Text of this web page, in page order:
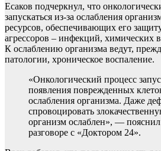
Есаков подчеркнул, что
запускаться из-за ослабления
ресурсов, обеспечивающих его
агрессоров – инфекций, химических
К ослаблению организма ведут,
патологии, хроническое воспаление.
«Онкологический процесс
появления поврежденных
ослабления организма. Даже
спровоцировать
организм ослаблен», — пояснил
разговоре с «Доктором 24».